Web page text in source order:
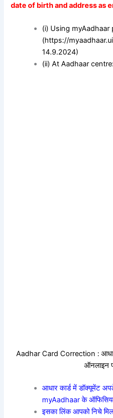
date of birth and address as
(i) Using myAadhaar
(https://
14.9.2024)
(ii) At Aadhaar
Aadhar Card Correction :
ऑनलाइन
आधार कार्ड में डॉक्यूमेंट
myAadhaar के ऑफिसियल
इसका लिंक आपको निचे मिल